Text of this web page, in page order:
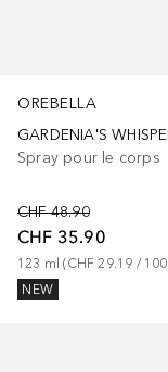
OREBELLA
Spray pour le corps
CHF 48.90
CHF 35.90
123 ml (CHF 29.19 / 100
NEW